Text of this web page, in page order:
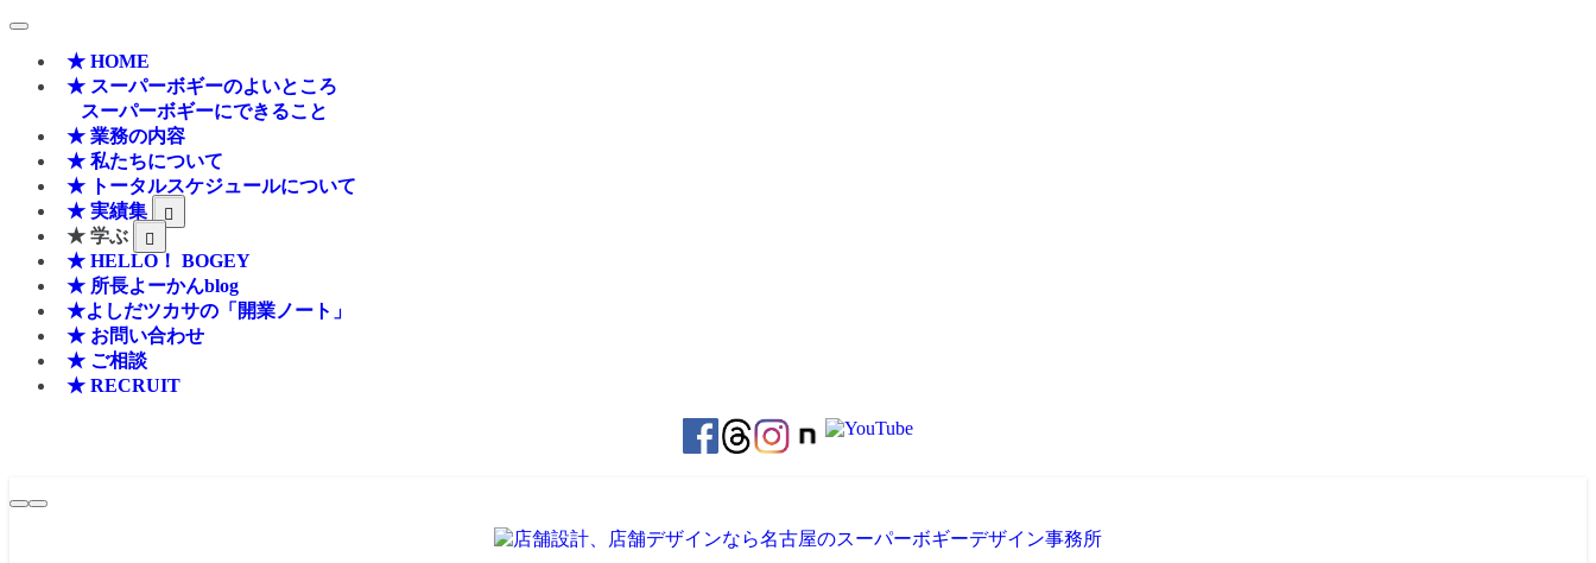
★ HOME
★ スーパーボギーのよいところ
スーパーボギーにできること
★ 業務の内容
★ 私たちについて
★ トータルスケジュールについて
★ 実績集
★ 学ぶ
★ HELLO！ BOGEY
★ 所長よーかんblog
★よしだツカサの「開業ノート」
★ お問い合わせ
★ ご相談
★ RECRUIT